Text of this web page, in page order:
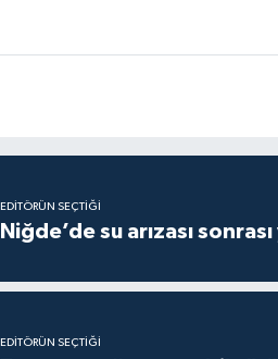
EDITÖRÜN SEÇTIĞI
Niğde’de su arızası
EDITÖRÜN SEÇTIĞI